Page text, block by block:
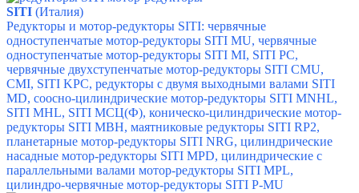
SITI (Италия)
Редукторы и мотор-редукторы SITI: червячные
одноступенчатые мотор-редукторы SITI MU, червячные
одноступенчатые мотор-редукторы SITI MI, SITI PC,
червячные двухступенчатые мотор-редукторы SITI CMU,
CMI, SITI KPC, редукторы с двумя выходными валами SITI
MD, соосно-цилиндрические мотор-редукторы SITI MNHL,
SITI MHL, SITI МСЦ(Ф), коническо-цилиндрические мотор-
редукторы SITI MBH, маятниковые редукторы SITI RP2,
планетарные мотор-редукторы SITI NRG, цилиндрические
насадные мотор-редукторы SITI MPD, цилиндрические с
параллельными валами мотор-редукторы SITI MPL,
цилиндро-червячные мотор-редукторы SITI P-MU